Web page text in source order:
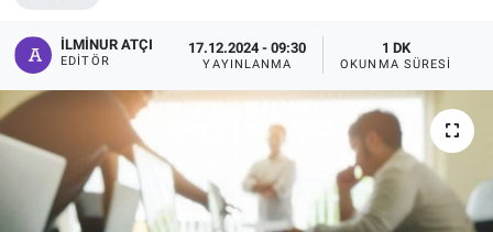
İLMINUR ATÇI
EDITÖR
17.12.2024 - 09:30
YAYINLANMA
1 DK
OKUNMA SÜRESI
Haber Arşivi